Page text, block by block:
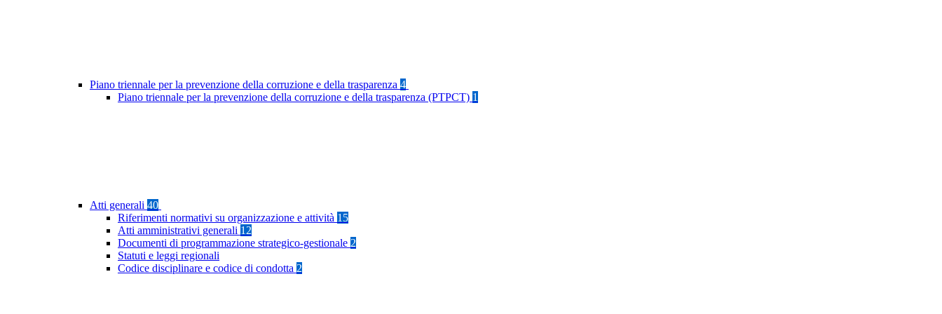
Piano triennale per la prevenzione della corruzione e della trasparenza 4
Piano triennale per la prevenzione della corruzione e della trasparenza (PTPCT) 1
Atti generali 40
Riferimenti normativi su organizzazione e attività 15
Atti amministrativi generali 12
Documenti di programmazione strategico-gestionale 2
Statuti e leggi regionali
Codice disciplinare e codice di condotta 2